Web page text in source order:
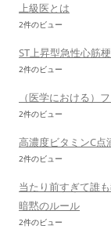
上級医とは
2件のビュー
ST上昇型急性心筋
2件のビュー
（医学における）
2件のビュー
高濃度ビタミンC点
2件のビュー
当たり前すぎて誰
暗黙のルール
2件のビュー